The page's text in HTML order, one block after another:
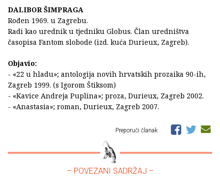
DALIBOR ŠIMPRAGA
Rođen 1969. u Zagrebu.
Radi kao urednik u tjedniku Globus. Član uredništva
časopisa Fantom slobode (izd. kuća Durieux, Zagreb).
Objavio:
- «22 u hladu»; antologija novih hrvatskih prozaika 90-ih,
Zagreb 1999. (s Igorom Štiksom)
- «Kavice Andreja Puplina»; proza, Durieux, Zagreb 2002.
- «Anastasia»; roman, Durieux, Zagreb 2007.
Preporuči članak
– POVEZANI SADRŽAJ –